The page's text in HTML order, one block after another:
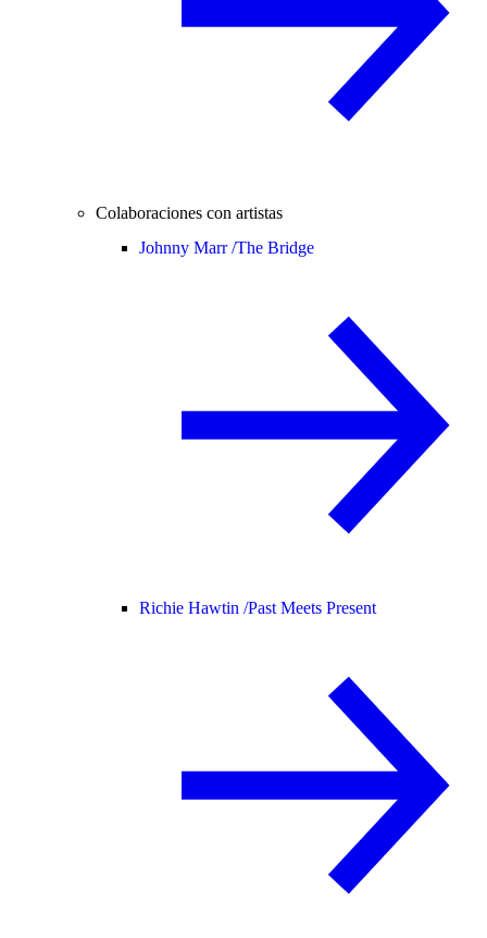
Colaboraciones con artistas
Johnny Marr /The Bridge
Richie Hawtin /Past Meets Present